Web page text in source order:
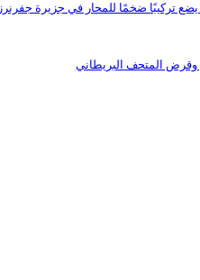
تركيبًا ضخمًا للمحار في جزيرة جفرنرز
وقرض المتحف البريطاني